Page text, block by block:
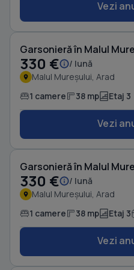
Vezi
Garsonieră în Malul
330 € / lună
Malul Mureșului, Arad
1 camere 38 mp Etaj 3
Vezi
Garsonieră în Malul
330 € / lună
Malul Mureșului, Arad
1 camere 38 mp Etaj 3
Vezi